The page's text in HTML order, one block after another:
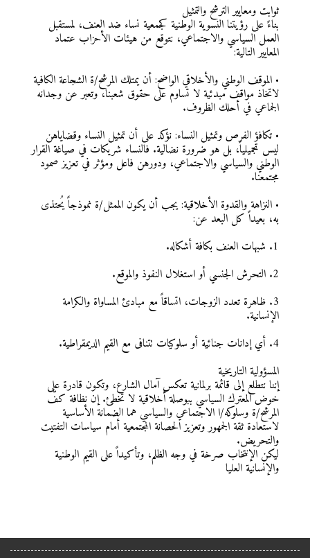
ثوابت ومعايير الترشح والتمثيل
بناءً على رؤيتنا النسوية الوطنية كجمعية نساء ضد العنف، لمستقبل
العمل السياسي والاجتماعي، نتوقع من هيئات الأحزاب عتماد
المعايير التالية:
• الموقف الوطني والأخلاقي الواضح: أن يمتلك المرشح/ة الشجاعة الكافية
لاتخاذ مواقف مبدئية لا تساوم على حقوق شعبنا، وتعبر عن وجدانه
الجماعي في أحلك الظروف.
• تكافؤ الفرص وتمثيل النساء: نؤكد على أن تمثيل النساء وقضاياهن
ليس تجميلياً، بل هو ضرورة نضالية. فالنساء شريكات في صياغة القرار
الوطني والسياسي والاجتماعي، ودورهن فاعل ومؤثر في تعزيز صمود
مجتمعنا.
• النزاهة والقدوة الأخلاقية: يجب أن يكون الممثل/ة نموذجاً يُحتذى
به، بعيداً كل البعد عن:
1. شبهات العنف بكافة أشكاله.
2. التحرش الجنسي أو استغلال النفوذ والموقع.
3. ظاهرة تعدد الزوجات، اتساقاً مع مبادئ المساواة والكرامة
الإنسانية.
4. أي إدانات جنائية أو سلوكيات تتنافى مع القيم الديمقراطية.
المسؤولية التاريخية
إننا نتطلع إلى قائمة برلمانية تعكس آمال الشارع، وتكون قادرة على
خوض المعترك السياسي ببوصلة أخلاقية لا تخطئ. إن نظافة كفّ
المرشح/ة وسلوكه/ا الاجتماعي والسياسي هما الضمانة الأساسية
لاستعادة ثقة الجمهور وتعزيز الحصانة المجتمعية أمام سياسات التفتيت
والتحريض.
ليكن الإنتخاب صرخة في وجه الظلم، وتأكيداً على القيم الوطنية
والإنسانية العليا